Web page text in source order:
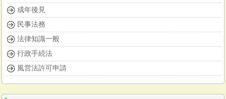
成年後見
民事法務
法律知識一般
行政手続法
風営法許可申請